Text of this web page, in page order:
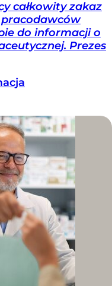
całkowity zakaz
do informacji o
Prezes